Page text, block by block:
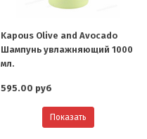
Kapous Olive and Avocado
Шампунь увлажняющий 1000
мл.
595.00 руб
Показать